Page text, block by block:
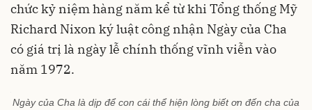
chức kỷ niệm hàng năm kể từ khi Tổng thống Mỹ
Richard Nixon ký luật công nhận Ngày của Cha
có giá trị là ngày lễ chính thống vĩnh viễn vào
năm 1972.
Ngày của Cha là dịp để con cái thể hiện lòng biết ơn đến cha của